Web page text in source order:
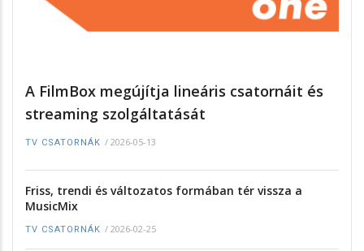
A FilmBox megújítja lineáris csatornáit és
streaming szolgáltatását
TV CSATORNÁK / 2026-05-13
Friss, trendi és változatos formában tér vissza a
MusicMix
TV CSATORNÁK / 2026-02-25